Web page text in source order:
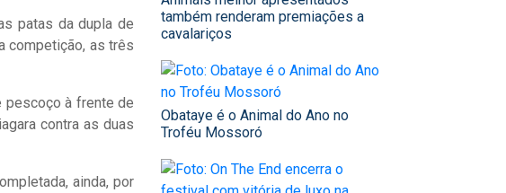
patas da dupla de
competição, as três
pescoço à frente de
contra as duas
ainda, por
também renderam premiações a
cavalariços
Obataye é o Animal do Ano no
Troféu Mossoró